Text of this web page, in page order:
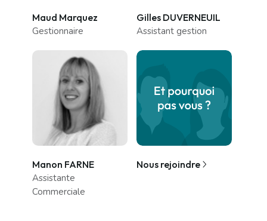
Maud Marquez
Gestionnaire
Gilles DUVERNEUIL
Assistant gestion
Manon FARNE
Assistante
Commerciale
Nous rejoindre